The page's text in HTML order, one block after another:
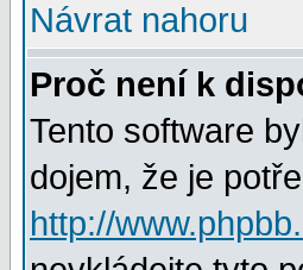
Návrat nahoru
Proč není k
Tento software
dojem, že je
http://